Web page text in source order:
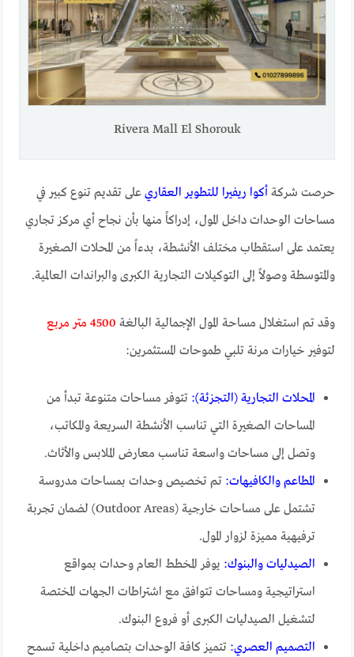
Rivera Mall El Shorouk
حرصت شركة أكوا ريفيرا للتطوير العقاري على تقديم تنوع كبير في
مساحات الوحدات داخل المول، إدراكاً منها بأن نجاح أي مركز تجاري
يعتمد على استقطاب مختلف الأنشطة، بدءاً من المحلات الصغيرة
والمتوسطة وصولاً إلى التوكيلات التجارية الكبرى والبراندات العالمية.
وقد تم استغلال مساحة المول الإجمالية البالغة 4500 متر مربع
لتوفير خيارات مرنة تلبي طموحات المستثمرين:
المحلات التجارية (التجزئة): تتوفر مساحات متنوعة تبدأ من
المساحات الصغيرة التي تناسب الأنشطة السريعة والمكاتب،
وتصل إلى مساحات واسعة تناسب معارض الملابس والأثاث.
المطاعم والكافيهات: تم تخصيص وحدات بمساحات مدروسة
تشتمل على مساحات خارجية (Outdoor Areas) لضمان تجربة
ترفيهية مميزة لزوار المول.
الصيدليات والبنوك: يوفر المخطط العام وحدات بمواقع
استراتيجية ومساحات تتوافق مع اشتراطات الجهات المختصة
لتشغيل الصيدليات الكبرى أو فروع البنوك.
التصميم العصري: تتميز كافة الوحدات بتصاميم داخلية تسمح